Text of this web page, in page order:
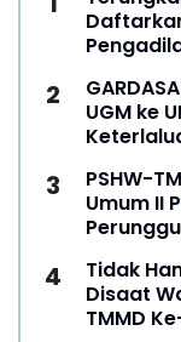
UGM ke
PSHW-
Umum II
Tidak
Disaat
TMMD